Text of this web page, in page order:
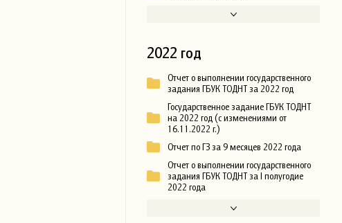
2022 год
Отчет о выполнении государственного
задания ГБУК ТОДНТ за 2022 год
Государственное задание ГБУК ТОДНТ
на 2022 год (с изменениями от
16.11.2022 г.)
Отчет по ГЗ за 9 месяцев 2022 года
Отчет о выполнении государственного
задания ГБУК ТОДНТ за I полугодие
2022 года